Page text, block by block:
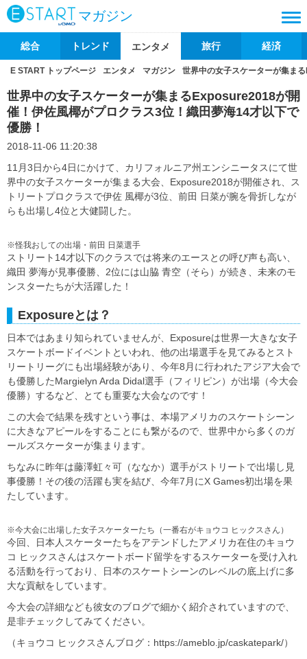
マガジン
総合 トレンド エンタメ 旅行 経済
E START トップページ エンタメ マガジン 世界中の女子スケーターが集ま
世界中の女子スケーターが集まるExposure2018が開
催！伊佐風椰がプロクラス3位！織田夢海14才以下で
優勝！
2018-11-06 11:20:38
11月3日から4日にかけて、カリフォルニア州エンシニータスにて世
界中の女子スケーターが集まる大会、Exposure2018が開催され、ス
トリートプロクラスで伊佐 風椰が3位、前田 日菜が腕を骨折しなが
らも出場し4位と大健闘した。
※怪我おしての出場・前田 日菜選手
ストリート14才以下のクラスでは将来のエースとの呼び声も高い、
織田 夢海が見事優勝、2位には山脇 青空（そら）が続き、未来のモ
ンスターたちが大活躍した！
Exposureとは？
日本ではあまり知られていませんが、Exposureは世界一大きな女子
スケートボードイベントといわれ、他の出場選手を見てみるとスト
リートリーグにも出場経験があり、今年8月に行われたアジア大会で
も優勝したMargielyn Arda Didal選手（フィリピン）が出場（今大会
優勝）するなど、とても重要な大会なのです！
この大会で結果を残すという事は、本場アメリカのスケートシーン
に大きなアピールをすることにも繋がるので、世界中から多くのガ
ールズスケーターが集まります。
ちなみに昨年は藤澤虹々可（ななか）選手がストリートで出場し見
事優勝！その後の活躍も実を結び、今年7月にX Games初出場を果
たしています。
※今大会に出場した女子スケーターたち（一番右がキョウコ ヒックスさん）
今回、日本人スケーターたちをアテンドしたアメリカ在住のキョウ
コ ヒックスさんはスケートボード留学をするスケーターを受け入れ
る活動を行っており、日本のスケートシーンのレベルの底上げに多
大な貢献をしています。
今大会の詳細なども彼女のブログで細かく紹介されていますので、
是非チェックしてみてください。
（キョウコ ヒックスさんブログ：https://ameblo.jp/caskatepark/）